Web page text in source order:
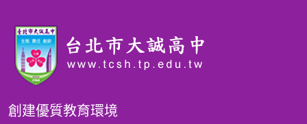
創建優質教育環境